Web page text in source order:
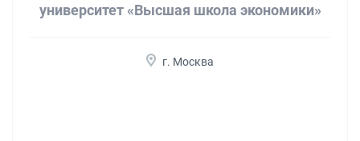
университет «Высшая школа экономики»
г. Москва